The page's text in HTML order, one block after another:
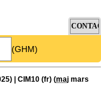
(GHM)
| CIM10 (fr) (maj mars